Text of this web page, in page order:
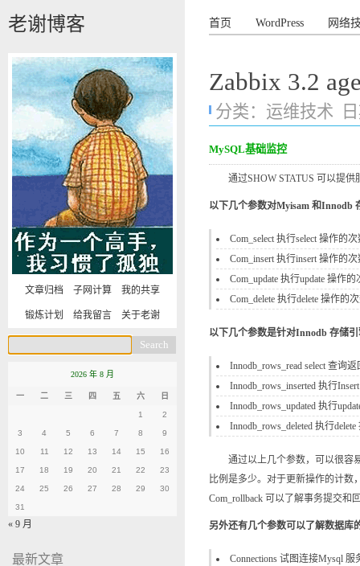
老谢博客 首页 WordPress 网络
Zabbix 3.2
分类： 运维技术
MySQL基础监控
通过SHOW STATUS 可以提供服
以下几个参数对Myisam 和Innodb
Com_select 执行select 操作的
Com_insert 执行insert 操作的
Com_update 执行update 操作的
Com_delete 执行delete 操作的
以下几个参数是针对Innodb 存储
Innodb_rows_read select 查询
Innodb_rows_inserted 执行
Innodb_rows_updated 执行
Innodb_rows_deleted 执行
通过以上几个参数，可以很容易
比例是多少。对于更新操作的计数
Com_rollback 可以了解事务提交
另外还有几个参数可以了解数据库
Connections 试图连接Mysql 服
文章归档 子网计算 我的共享
锻炼计划 给我留言 关于老谢
2026 年 8 月
一 二 三 四 五 六 日
1 2
3 4 5 6 7 8 9
10 11 12 13 14 15 16
17 18 19 20 21 22 23
24 25 26 27 28 29 30
31
« 9 月
最新文章